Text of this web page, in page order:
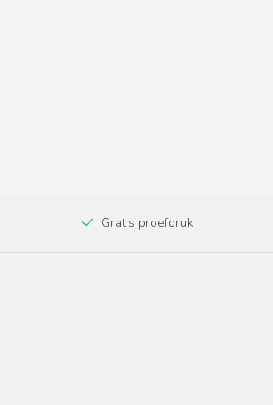
Gratis proefdruk